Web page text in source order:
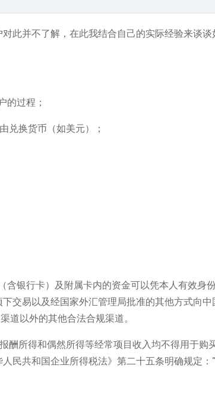
此并不了解，在此我结合自己的实际经验来谈谈
的过程；
兑换货币（如美元）；
含银行卡）及附属卡内的资金可以凭本人有效身
下交易以及经国家外汇管理局批准的其他方式向中
道以外的其他合法合规渠道。
酬所得和偶然所得等经常项目收入均不得用于购
民共和国企业所得税法》第二十五条明确规定：